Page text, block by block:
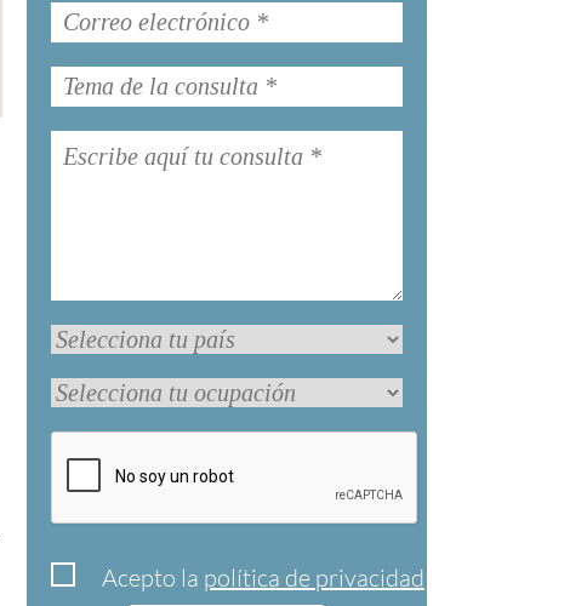
Acepto la política de privacidad